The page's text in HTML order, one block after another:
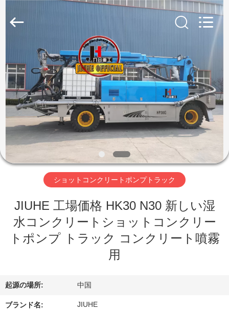
プ
ロ
ダ
ク
ビ
デ
オ
VR
シ
Copyright
2026
Co.,
Ltd.
Rights
Reserved.
ショットコンクリートポンプトラック
JIUHE 工場価格 HK30 N30 新しい湿
水コンクリートショットコンクリー
トポンプ トラック コンクリート噴霧
用
起源の場所: 中国
ブランド名: JIUHE